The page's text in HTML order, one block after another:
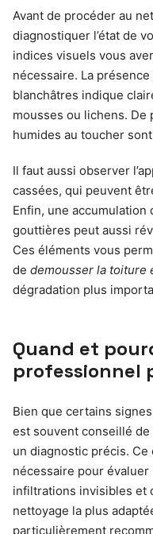
Avant de procéder au
diagnostiquer l’état de
indices visuels vous
nécessaire. La
blanchâtres indique
mousses ou lichens. De
humides au toucher
Il faut aussi observer
cassées, qui peuvent
Enfin, une
gouttières peut aussi
Ces éléments vous
de demousser la toiture
dégradation plus
Quand et
professionnel
Bien que certains
est souvent conseillé
un diagnostic précis.
nécessaire pour évaluer
infiltrations invisibles et
nettoyage la plus
particulièrement